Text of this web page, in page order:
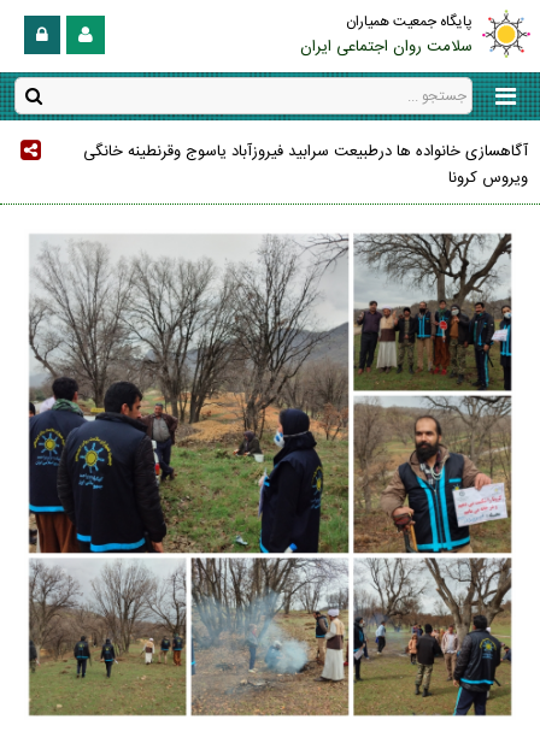
پایگاه جمعیت همیاران
سلامت روان اجتماعی ایران
آگاهسازی خانواده ها درطبیعت سرابید فیروزآباد یاسوج وقرنطینه خانگی
ویروس کرونا